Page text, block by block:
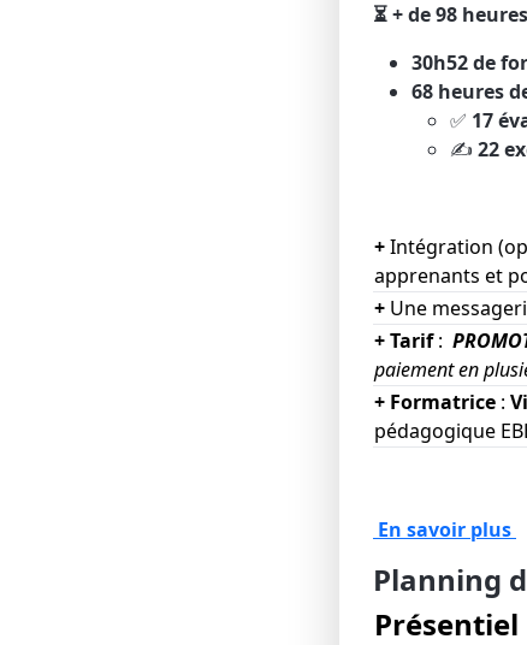
⏳ + de 98
30h52 de
68 heures
✅ 17
✍️ 22
+Intégration
apprenants et
+ Une
+ Tarif:
paiement en
+ Formatrice :
pédagogique
En savoir plus
Planning
Présentiel